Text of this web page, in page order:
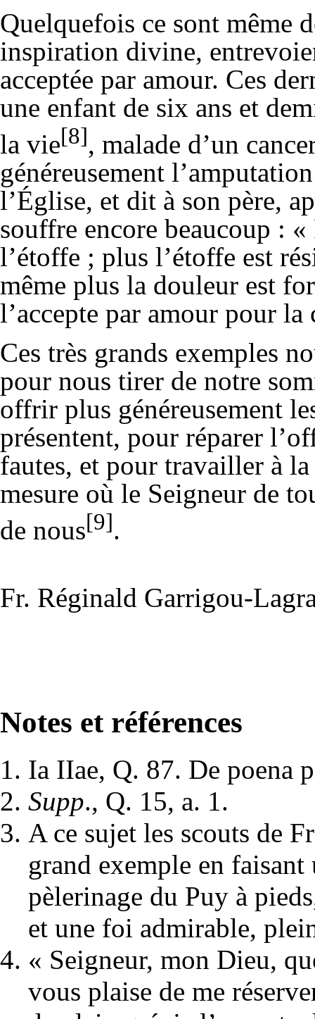
Quelquefois ce sont même
inspiration divine,
acceptée par amour. Ces
une enfant de six ans et
la vie[8], malade d’un
généreusement
l’Église, et dit à son père,
souffre encore beaucoup :
l’étoffe ; plus l’étoffe est
même plus la douleur est
l’accepte par amour pour
Ces très grands exemples
pour nous tirer de notre
offrir plus généreusement
présentent, pour réparer
fautes, et pour travailler à
mesure où le Seigneur de
de nous[9].
Fr. Réginald Garrigou-
Notes et références
Ia IIae, Q. 87. De poena
Supp., Q. 15, a. 1.
A ce sujet les scouts de
grand exemple en
pèlerinage du Puy à
et une foi admirable,
« Seigneur, mon Dieu,
vous plaise de me